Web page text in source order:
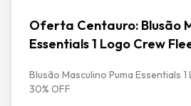
Oferta Centauro: Blusão
Essentials 1 Logo Crew
Blusão Masculino Puma Essentials
30% OFF